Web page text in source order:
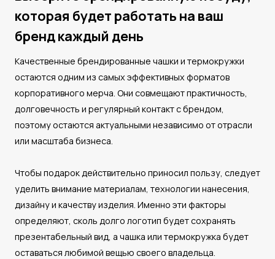
которая будет работать на ваш
бренд каждый день
Качественные брендированные чашки и термокружки
остаются одним из самых эффективных форматов
корпоративного мерча. Они совмещают практичность,
долговечность и регулярный контакт с брендом,
поэтому остаются актуальными независимо от отрасли
или масштаба бизнеса.
Чтобы подарок действительно приносил пользу, следует
уделить внимание материалам, технологии нанесения,
дизайну и качеству изделия. Именно эти факторы
определяют, сколь долго логотип будет сохранять
презентабельный вид, а чашка или термокружка будет
оставаться любимой вещью своего владельца.